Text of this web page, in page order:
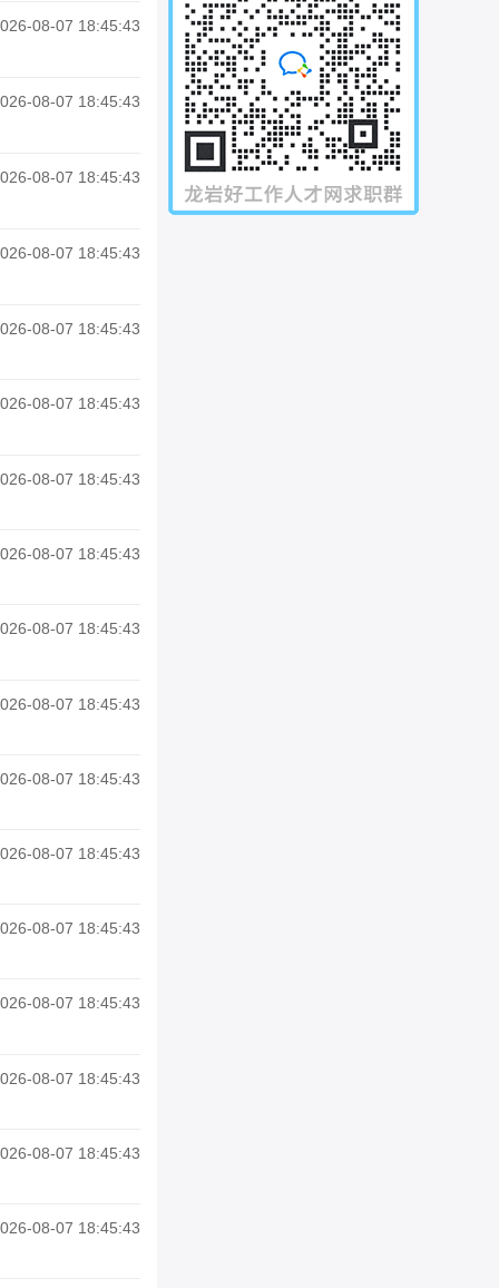
08-07 18:45:43
08-07 18:45:43
08-07 18:45:43
08-07 18:45:43
08-07 18:45:43
08-07 18:45:43
08-07 18:45:43
08-07 18:45:43
08-07 18:45:43
08-07 18:45:43
08-07 18:45:43
08-07 18:45:43
08-07 18:45:43
08-07 18:45:43
08-07 18:45:43
08-07 18:45:43
08-07 18:45:43